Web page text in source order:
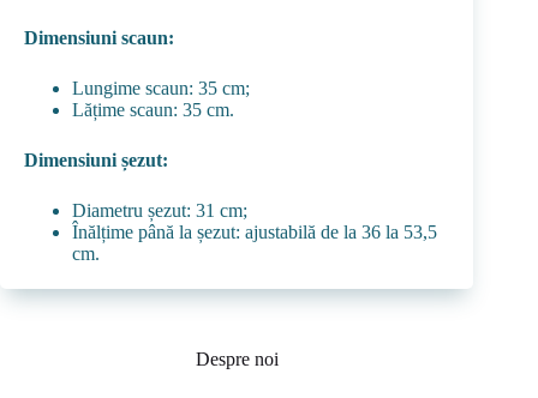
Dimensiuni scaun:
Lungime scaun: 35 cm;
Lățime scaun: 35 cm.
Dimensiuni șezut:
Diametru șezut: 31 cm;
Înălțime până la șezut: ajustabilă de la 36 la 53,5
cm.
Despre noi